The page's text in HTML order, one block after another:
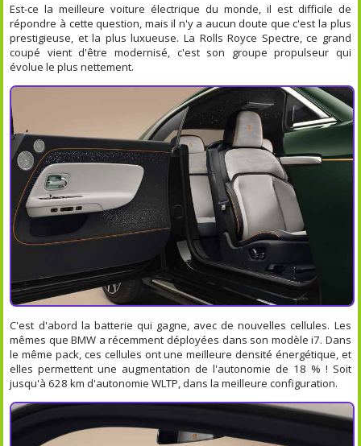
Est-ce la meilleure voiture électrique du monde, il est difficile de
répondre à cette question, mais il n'y a aucun doute que c'est la plus
prestigieuse, et la plus luxueuse. La Rolls Royce Spectre, ce grand
coupé vient d'être modernisé, c'est son groupe propulseur qui
évolue le plus nettement.
C'est d'abord la batterie qui gagne, avec de nouvelles cellules. Les
mêmes que BMW a récemment déployées dans son modèle i7. Dans
le même pack, ces cellules ont une meilleure densité énergétique, et
elles permettent une augmentation de l'autonomie de 18 % ! Soit
jusqu'à 628 km d'autonomie WLTP, dans la meilleure configuration.